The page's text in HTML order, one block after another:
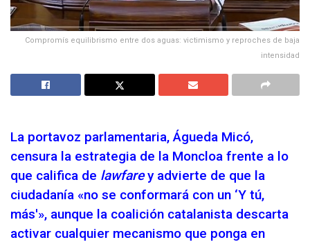
Compromís equilibrismo entre dos aguas: victimismo y reproches de baja
intensidad
La portavoz parlamentaria, Águeda Micó,
censura la estrategia de la Moncloa frente a lo
que califica de lawfarey advierte de que la
ciudadanía «no se conformará con un ‘Y tú,
más'», aunque la coalición catalanista descarta
activar cualquier mecanismo que ponga en